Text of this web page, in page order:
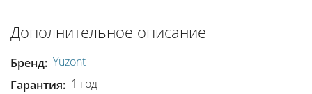
Дополнительное описание
Бренд: Yuzont
Гарантия: 1 год